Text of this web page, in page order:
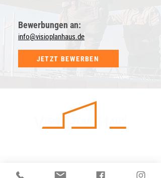
Bewerbungen an:
info@visioplanhaus.de
JETZT BEWERBEN
+49 (0) 6502 93 09 60